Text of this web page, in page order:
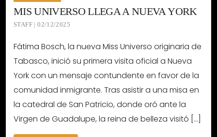
MIS UNIVERSO LLEGA A NUEVA YORK
STAFF | 02/12/2025
Fátima Bosch, la nueva Miss Universo originaria de
Tabasco, inició su primera visita oficial a Nueva
York con un mensaje contundente en favor de la
comunidad inmigrante. Tras asistir a una misa en
la catedral de San Patricio, donde oró ante la
Virgen de Guadalupe, la reina de belleza visitó […]